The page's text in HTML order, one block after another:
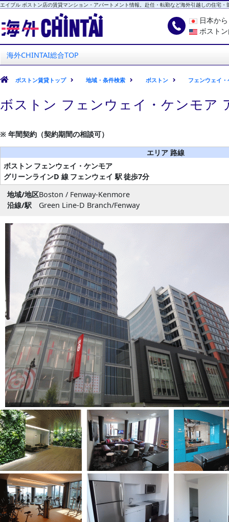
エイブル ボストン店の賃貸マンション・アパートメント情報。赴任・転勤など海外引越しの住宅・
海外CHINTAI
エイブル ボストン店
日本か
ボスト
海外CHINTAI総合TOP
ボストン賃貸トップ 地域・条件検索 ボストン フェンウェイ
ボストン フェンウェイ・ケンモア
※ 年間契約（契約期間の相談可）
エリア 路線
ボストン フェンウェイ・ケンモア
グリーンラインD 線 フェンウェイ 駅徒歩7分
地域/地区Boston / Fenway-Kenmore
沿線/駅
Green Line-D Branch/Fenway